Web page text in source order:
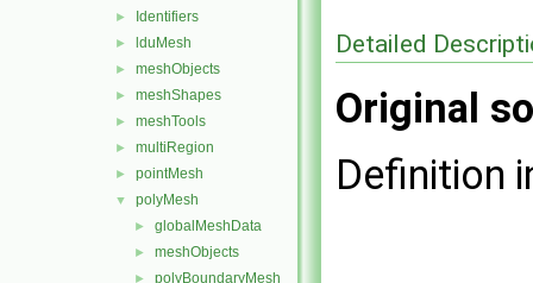
► Identifiers
► lduMesh
► meshObjects
► meshShapes
► meshTools
► multiRegion
► pointMesh
▼ polyMesh
► globalMeshData
► meshObjects
► polyBoundaryMesh
Detailed
Original
Definition